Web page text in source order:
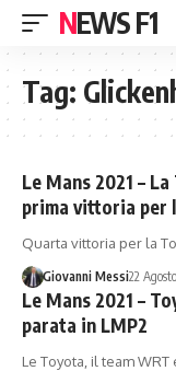
NEWS F1
Tag:
Le Mans 2021 –
prima vittoria per
Quarta vittoria per la
Giovanni Messi22
Le Mans 2021 –
parata in LMP2
Le Toyota, il team